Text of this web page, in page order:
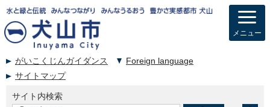
がいこくじんガイダンス
Foreign language
サイトマップ
サイト内検索
メニュー